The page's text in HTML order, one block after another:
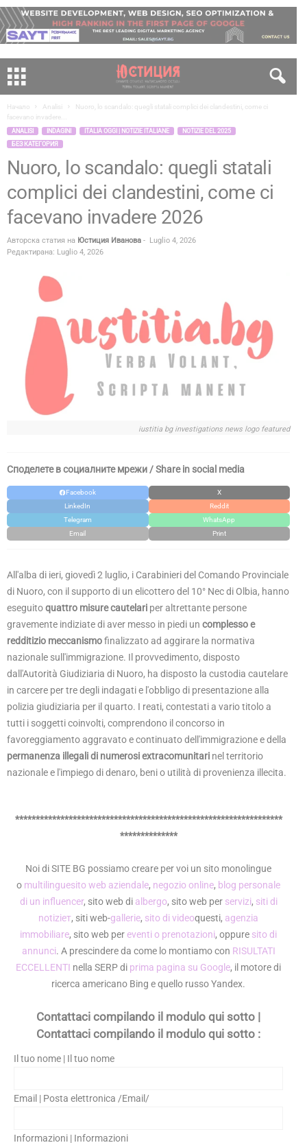
Начало Analisi
Nuoro, lo scandalo: quegli statali complici dei clandestini, come ci
facevano invadere...
ANALISI INDAGINI ITALIA OGGI | NOTIZIE ITALIANE
NOTIZIE DEL 2025
БЕЗ КАТЕГОРИЯ
Nuoro, lo scandalo: quegli statali
complici dei clandestini, come ci
facevano invadere 2026
Авторска статия на Юстиция Иванова - Luglio 4, 2026
Редактирана: Luglio 4, 2026
iustitia bg investigations news logo featured
Споделете в социалните мрежи / Share in social media
Facebook
X
LinkedIn
Reddit
Telegram
WhatsApp
Email
Print
All'alba di ieri, giovedì 2 luglio, i Carabinieri del Comando Provinciale
di Nuoro, con il supporto di un elicottero del 10° Nec di Olbia, hanno
eseguitoquattro misure cautelari per altrettante persone
gravemente indiziate di aver messo in piedi un complesso e
redditizio meccanismofinalizzato ad aggirare la normativa
nazionale sull'immigrazione. Il provvedimento, disposto
dall'Autorità Giudiziaria di Nuoro, ha disposto la custodia cautelare
in carcere per tre degli indagati e l'obbligo di presentazione alla
polizia giudiziaria per il quarto. I reati, contestati a vario titolo a
tutti i soggetti coinvolti, comprendono il concorso in
favoreggiamento aggravato e continuato dell'immigrazione e della
permanenza illegali di numerosi extracomunitari nel territorio
nazionale e l'impiego di denaro, beni o utilità di provenienza illecita.
*****************************************************************
**************
Noi di SITE BG possiamo creare per voi un sito monolingue
o multilinguesito web aziendale, negozio online, blog personale
di un influencer, sito web di albergo, sito web per servizi, siti di
notizieт, siti web-gallerie, sito di videoquesti, agenzia
immobiliare, sito web pereventi o prenotazioni, oppure sito di
annunci. A prescindere da come lo montiamo con RISULTATI
ECCELLENTI nella SERP di prima pagina su Google, il motore di
ricerca americano Bing e quello russo Yandex.
Contattaci compilando il modulo qui sotto |
Contattaci compilando il modulo qui sotto :
Il tuo nome | Il tuo nome
Email | Posta elettronica /Email/
Informazioni | Informazioni